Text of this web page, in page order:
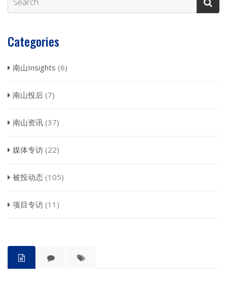
Categories
南山Insights (6)
南山投后 (7)
南山资讯 (37)
媒体专访 (22)
被投动态 (105)
项目专访 (11)